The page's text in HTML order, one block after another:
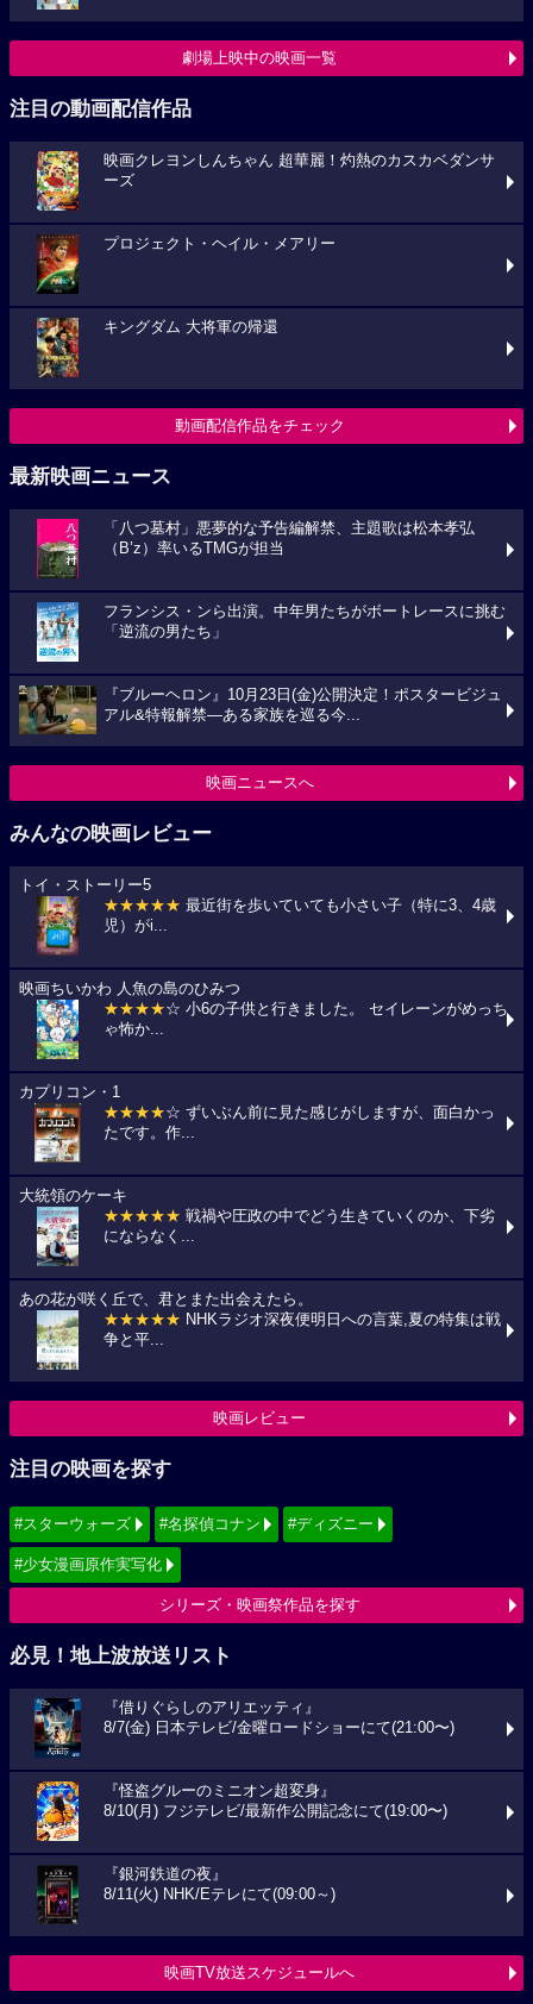
劇場上映中の映画一覧
注目の動画配信作品
映画クレヨンしんちゃん 超華麗！灼熱のカスカベダンサ
ーズ
プロジェクト・ヘイル・メアリー
キングダム 大将軍の帰還
動画配信作品をチェック
最新映画ニュース
「八つ墓村」悪夢的な予告編解禁、主題歌は松本孝弘
（B’z）率いるTMGが担当
フランシス・ンら出演。中年男たちがボートレースに挑む
「逆流の男たち」
『ブルーヘロン』10月23日(金)公開決定！ポスタービジュ
アル&特報解禁―ある家族を巡る今...
映画ニュースへ
みんなの映画レビュー
トイ・ストーリー5
★★★★★ 最近街を歩いていても小さい子（特に3、4歳
児）がi...
映画ちいかわ 人魚の島のひみつ
★★★★☆ 小6の子供と行きました。 セイレーンがめっち
ゃ怖か...
カプリコン・1
★★★★☆ ずいぶん前に見た感じがしますが、面白かっ
たです。作...
大統領のケーキ
★★★★★ 戦禍や圧政の中でどう生きていくのか、下劣
にならなく...
あの花が咲く丘で、君とまた出会えたら。
★★★★★ NHKラジオ深夜便明日への言葉,夏の特集は戦
争と平...
映画レビュー
注目の映画を探す
#スターウォーズ #名探偵コナン #ディズニー
#少女漫画原作実写化
シリーズ・映画祭作品を探す
必見！地上波放送リスト
『借りぐらしのアリエッティ』
8/7(金) 日本テレビ/金曜ロードショーにて(21:00〜)
『怪盗グルーのミニオン超変身』
8/10(月) フジテレビ/最新作公開記念にて(19:00〜)
『銀河鉄道の夜』
8/11(火) NHK/Eテレにて(09:00～)
映画TV放送スケジュールへ